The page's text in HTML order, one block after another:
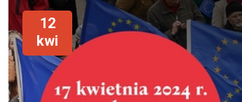
12
kwi